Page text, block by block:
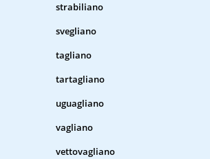
strabiliano
svegliano
tagliano
tartagliano
uguagliano
vagliano
vettovagliano